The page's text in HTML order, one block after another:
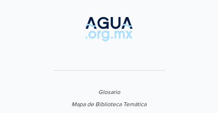
Glosario
Mapa de Biblioteca Temática